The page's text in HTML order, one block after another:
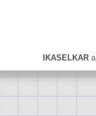
IKASELKAR